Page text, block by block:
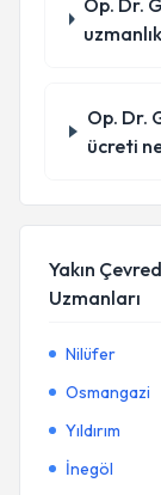
Op. Dr.
Op. Dr.
ücreti
Yakın
Uzmanları
Nilüfer
Osmangazi
Yıldırım
İnegöl